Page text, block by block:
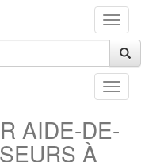
AIDE-DE-
À